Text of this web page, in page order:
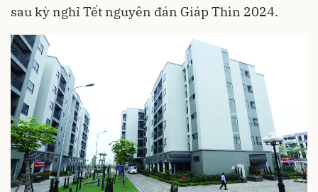
sau kỳ nghỉ Tết nguyên đán Giáp Thìn 2024.